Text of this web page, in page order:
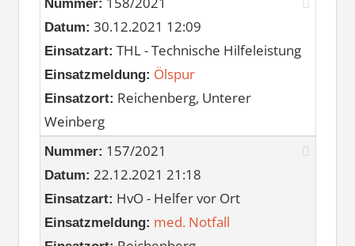
Nummer:
Datum: 30.12.2021 12:09
Einsatzart: THL - Technische Hilfeleistung
Einsatzmeldung: Ölspur
Einsatzort: Reichenberg, Unterer
Weinberg
Nummer: 157/2021
Datum: 22.12.2021 21:18
Einsatzart: HvO - Helfer vor Ort
Einsatzmeldung: med. Notfall